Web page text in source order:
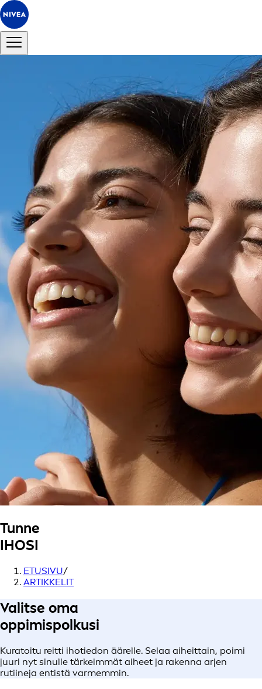
Tunne
IHOSI
ETUSIVU/
ARTIKKELIT
Valitse oma
oppimispolkusi
Kuratoitu reitti ihotiedon äärelle. Selaa aiheittain, poimi
juuri nyt sinulle tärkeimmät aiheet ja rakenna arjen
rutiineja entistä varmemmin.